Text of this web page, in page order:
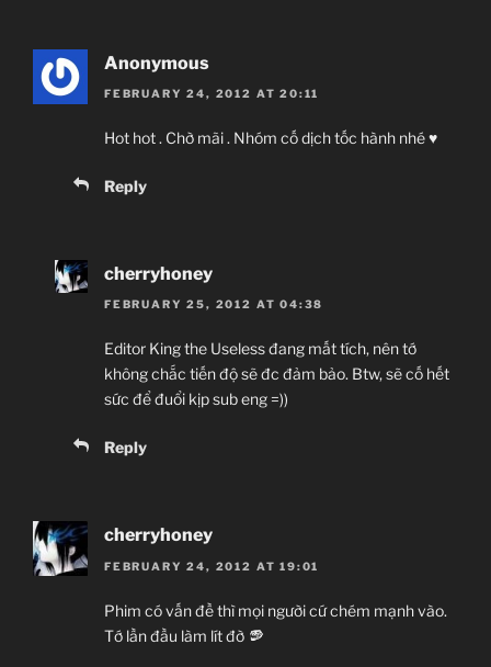
Anonymous
FEBRUARY 24, 2012 AT 20:11
Hot hot . Chờ mãi . Nhóm cố dịch tốc hành nhé ♥
Reply
cherryhoney
FEBRUARY 25, 2012 AT 04:38
Editor King the Useless đang mất tích, nên tớ
không chắc tiến độ sẽ đc đảm bảo. Btw, sẽ cố hết
sức để đuổi kịp sub eng =))
Reply
cherryhoney
FEBRUARY 24, 2012 AT 19:01
Phim có vấn đề thì mọi người cứ chém mạnh vào.
Tớ lần đầu làm lít đờ